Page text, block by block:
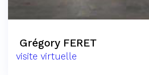
Grégory FERET
visite virtuelle